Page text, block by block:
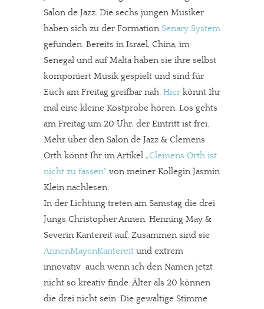
Salon de Jazz. Die sechs jungen Musiker
haben sich zu der Formation Senary System
gefunden. Bereits in Israel, China, im
Senegal und auf Malta haben sie ihre selbst
komponiert Musik gespielt und sind für
Euch am Freitag greifbar nah. Hier könnt Ihr
mal eine kleine Kostprobe hören. Los gehts
am Freitag um 20 Uhr, der Eintritt ist frei.
Mehr über den Salon de Jazz & Clemens
Orth könnt Ihr im Artikel „Clemens Orth ist
nicht zu fassen“ von meiner Kollegin Jasmin
Klein nachlesen.
In der Lichtung treten am Samstag die drei
Jungs Christopher Annen, Henning May &
Severin Kantereit auf. Zusammen sind sie
AnnenMayenKantereit und extrem
innovativ  auch wenn ich den Namen jetzt
nicht so kreativ finde. Älter als 20 können
die drei nicht sein. Die gewaltige Stimme